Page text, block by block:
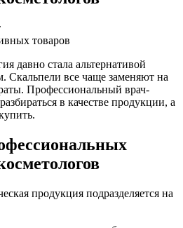
товаров
давно стала альтернативой
Скальпели все чаще заменяют на
Профессиональный врач-
в качестве продукции, а
продукция подразделяется на